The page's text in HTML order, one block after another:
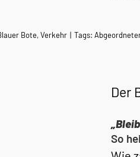
Bote,Verkehr | Tags:
Der
So